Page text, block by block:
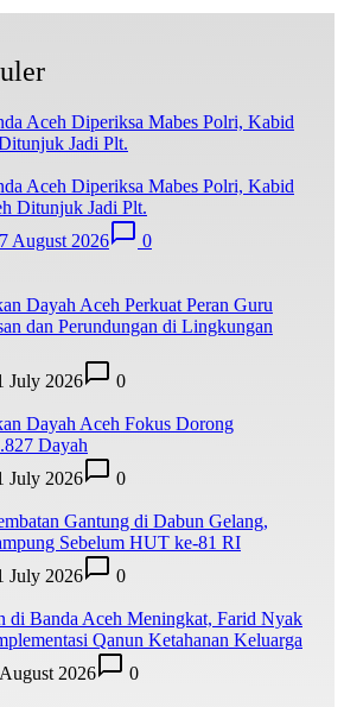
Aceh Diperiksa Mabes Polri, Kabid
Ditunjuk Jadi Plt.
7 August 2026 0
Dayah Aceh Perkuat Peran Guru
dan Perundungan di Lingkungan
July 2026
0
Dayah Aceh Fokus Dorong
Dayah
July 2026
0
Gantung di Dabun Gelang,
Sebelum HUT ke-81 RI
July 2026
0
di Banda Aceh Meningkat, Farid Nyak
Qanun Ketahanan Keluarga
2026 0